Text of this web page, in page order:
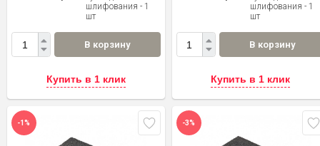
шлифования - 1
шт
В корзину
Купить в 1 клик
шлифования - 1
шт
В корзину
Купить в 1 клик
-1% -3%